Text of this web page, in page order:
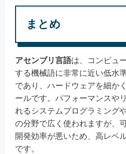
まとめ
アセンブリ言語は、コンピュ
する機械語に非常に近い低水
であり、ハードウェアを細か
ールです。パフォーマンスや
れるシステムプログラミング
の分野で広く使われますが、
開発効率が悪いため、高レベ
です。